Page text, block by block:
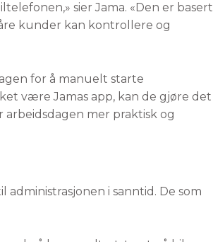
sier Jama. «Den er basert
kunder kan kontrollere og
for å manuelt starte
være Jamas app, kan de gjøre det
mer praktisk og
i sanntid. De som